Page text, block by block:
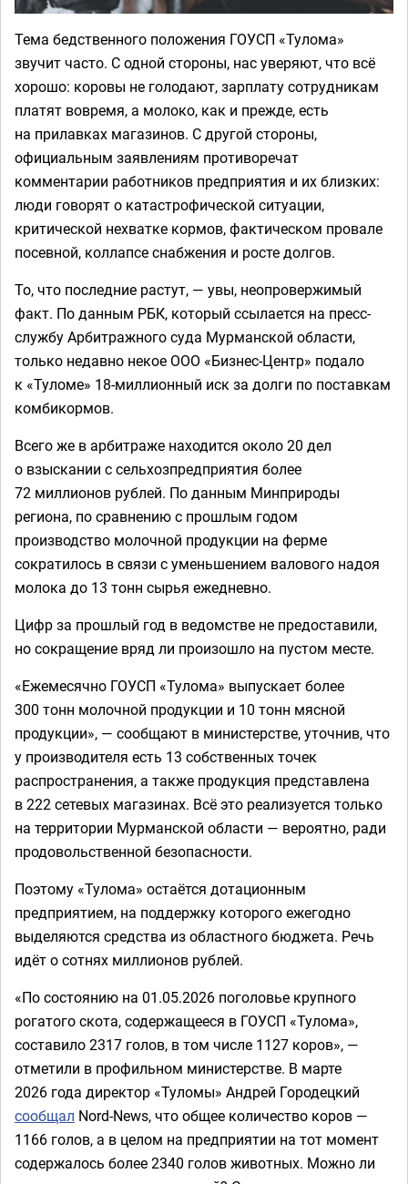
Тема бедственного положения ГОУСП «Тулома»
звучит часто. С одной стороны, нас уверяют, что всё
хорошо: коровы не голодают, зарплату сотрудникам
платят вовремя, а молоко, как и прежде, есть
на прилавках магазинов. С другой стороны,
официальным заявлениям противоречат
комментарии работников предприятия и их близких:
люди говорят о катастрофической ситуации,
критической нехватке кормов, фактическом провале
посевной, коллапсе снабжения и росте долгов.
То, что последние растут, — увы, неопровержимый
факт. По данным РБК, который ссылается на пресс-
службу Арбитражного суда Мурманской области,
только недавно некое ООО «Бизнес-Центр» подало
к «Туломе» 18-миллионный иск за долги по поставкам
комбикормов.
Всего же в арбитраже находится около 20 дел
о взыскании с сельхозпредприятия более
72 миллионов рублей. По данным Минприроды
региона, по сравнению с прошлым годом
производство молочной продукции на ферме
сократилось в связи с уменьшением валового надоя
молока до 13 тонн сырья ежедневно.
Цифр за прошлый год в ведомстве не предоставили,
но сокращение вряд ли произошло на пустом месте.
«Ежемесячно ГОУСП «Тулома» выпускает более
300 тонн молочной продукции и 10 тонн мясной
продукции», — сообщают в министерстве, уточнив, что
у производителя есть 13 собственных точек
распространения, а также продукция представлена
в 222 сетевых магазинах. Всё это реализуется только
на территории Мурманской области — вероятно, ради
продовольственной безопасности.
Поэтому «Тулома» остаётся дотационным
предприятием, на поддержку которого ежегодно
выделяются средства из областного бюджета. Речь
идёт о сотнях миллионов рублей.
«По состоянию на 01.05.2026 поголовье крупного
рогатого скота, содержащееся в ГОУСП «Тулома»,
составило 2317 голов, в том числе 1127 коров», —
отметили в профильном министерстве. В марте
2026 года директор «Туломы» Андрей Городецкий
сообщал Nord-News, что общее количество коров —
1166 голов, а в целом на предприятии на тот момент
содержалось более 2340 голов животных. Можно ли